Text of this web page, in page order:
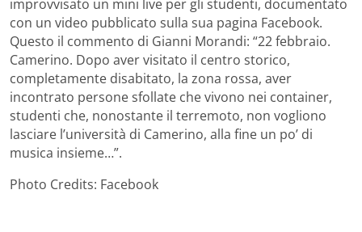
improvvisato un mini live per gli studenti, documentato
con un video pubblicato sulla sua pagina Facebook.
Questo il commento di Gianni Morandi: “22 febbraio.
Camerino. Dopo aver visitato il centro storico,
completamente disabitato, la zona rossa, aver
incontrato persone sfollate che vivono nei container,
studenti che, nonostante il terremoto, non vogliono
lasciare l’università di Camerino, alla fine un po’ di
musica insieme…”.
Photo Credits: Facebook